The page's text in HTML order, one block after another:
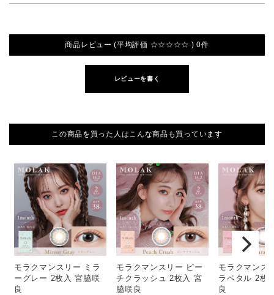
商品レビュー (平均評価 ☆☆☆☆☆ ) 0件
レビューを書く
この商品を買った人はこんな商品も買っています
モラクマンスリー ミラ
ーグレー 2枚入 宮脇咲
良
モラクマンスリー ピー
チクラッシュ 2枚入 宮
脇咲良
モラクマンス
ラペタル 2枚
良